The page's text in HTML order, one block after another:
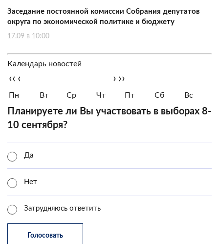
Заседание постоянной комиссии Собрания депутатов
округа по экономической политике и бюджету
17.09 в 10:00
Календарь новостей
‹‹ ‹ › ››
Пн Вт Ср Чт Пт Сб Вс
Планируете ли Вы участвовать в выборах 8-
10 сентября?
Да
Нет
Затрудняюсь ответить